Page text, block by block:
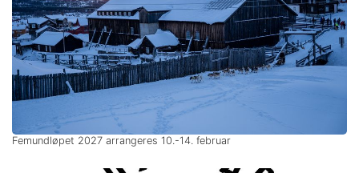
Femundløpet 2027 arrangeres 10.-14. februar